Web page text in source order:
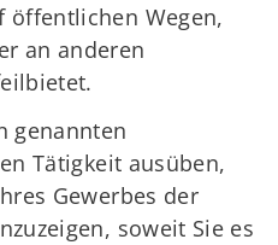
öffentlichen Wegen,
an anderen
genannten
Tätigkeit ausüben,
Gewerbes der
soweit Sie es